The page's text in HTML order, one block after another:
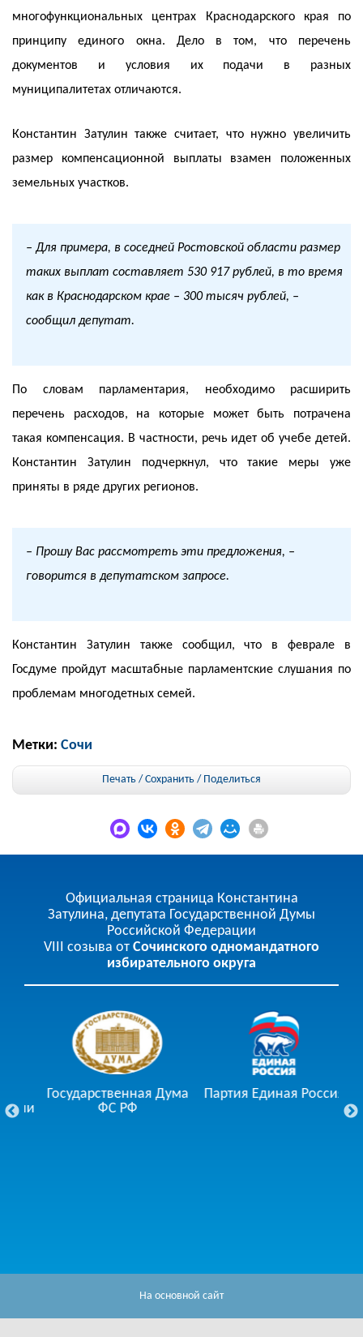
На основной сайт
многофункциональных центрах Краснодарского края по
принципу единого окна. Дело в том, что перечень
документов и условия их подачи в разных
муниципалитетах отличаются.
Константин Затулин также считает, что нужно увеличить
размер компенсационной выплаты взамен положенных
земельных участков.
– Для примера, в соседней Ростовской области размер
таких выплат составляет 530 917 рублей, в то время
как в Краснодарском крае – 300 тысяч рублей, –
сообщил депутат.
По словам парламентария, необходимо расширить
перечень расходов, на которые может быть потрачена
такая компенсация. В частности, речь идет об учебе детей.
Константин Затулин подчеркнул, что такие меры уже
приняты в ряде других регионов.
– Прошу Вас рассмотреть эти предложения, –
говорится в депутатском запросе.
Константин Затулин также сообщил, что в феврале в
Госдуме пройдут масштабные парламентские слушания по
проблемам многодетных семей.
Метки: Сочи
Печать / Сохранить / Поделиться
Официальная страница Константина
Затулина, депутата Государственной Думы
Российской Федерации
VIII созыва от Сочинского одномандатного
избирательного округа
Государственная Дума
ФС РФ
Партия Единая Россия